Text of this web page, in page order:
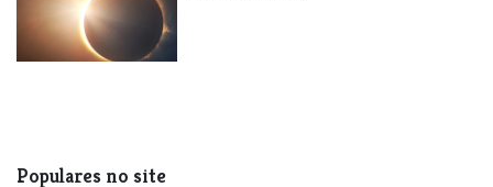
Populares no site